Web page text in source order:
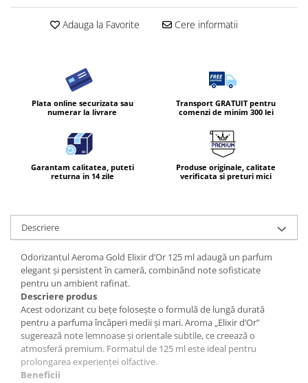
Adauga la Favorite Cere informatii
Plata online securizata sau
numerar la livrare
Transport GRATUIT pentru
comenzi de minim 300 lei
Garantam calitatea, puteti
returna in 14 zile
Produse originale, calitate
verificata si preturi mici
Descriere
Odorizantul Aeroma Gold Elixir d’Or 125 ml adaugă un parfum
elegant şi persistent în cameră, combinând note sofisticate
pentru un ambient rafinat.
Descriere produs
Acest odorizant cu beţe foloseşte o formulă de lungă durată
pentru a parfuma încăperi medii şi mari. Aroma „Elixir d’Or”
sugerează note lemnoase şi orientale subtile, ce creează o
atmosferă premium. Formatul de 125 ml este ideal pentru
prolongarea experienţei olfactive.
Beneficii